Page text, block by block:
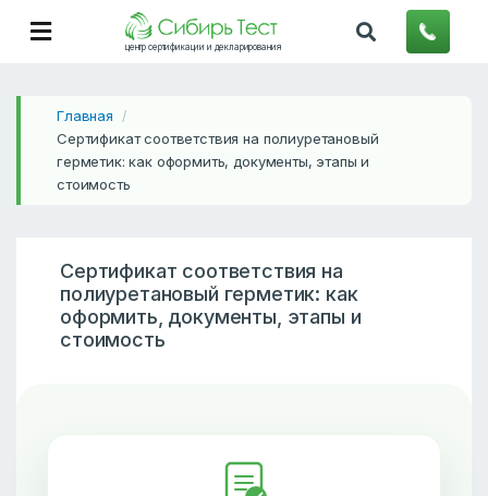
центр сертификации и декларирования
Главная /
Сертификат соответствия на полиуретановый
герметик: как оформить, документы, этапы и
стоимость
Сертификат соответствия на
полиуретановый герметик: как
оформить, документы, этапы и
стоимость